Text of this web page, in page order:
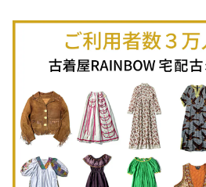
古着長袖ポロシャツ
古着スウェット
古着パーカー
古着タンクトップ
古着羽織り